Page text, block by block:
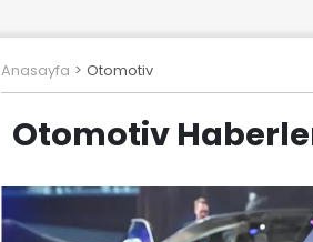
Anasayfa Otomotiv
Otomotiv